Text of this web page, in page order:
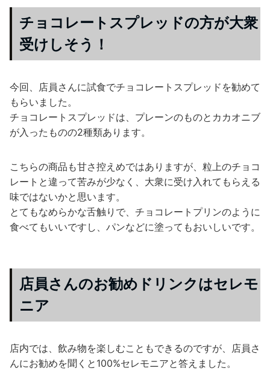
チョコレートスプレッドの方が大衆
受けしそう！
今回、店員さんに試食でチョコレートスプレッドを勧めて
もらいました。
チョコレートスプレッドは、プレーンのものとカカオニブ
が入ったものの2種類あります。
こちらの商品も甘さ控えめではありますが、粒上のチョコ
レートと違って苦みが少なく、大衆に受け入れてもらえる
味ではないかと思います。
とてもなめらかな舌触りで、チョコレートプリンのように
食べてもいいですし、パンなどに塗ってもおいしいです。
店員さんのお勧めドリンクはセレモ
ニア
店内では、飲み物を楽しむこともできるのですが、店員さ
んにお勧めを聞くと100%セレモニアと答えました。